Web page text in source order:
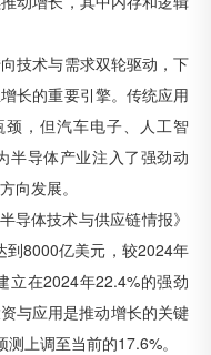
技术与需求双轮驱动，下
长的重要引擎。传统应用
，但汽车电子、人工智
半导体产业注入了强劲动
向发展。
导体技术与供应链情报》
到8000亿美元，较2024年
立在2024年22.4%的强劲
与应用是推动增长的关键
上调至当前的17.6%。